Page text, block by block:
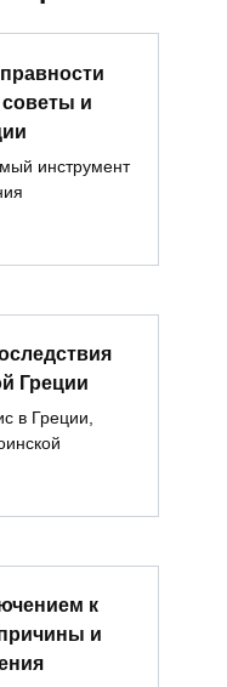
и
инструмент
Греции
в Греции,
к
и